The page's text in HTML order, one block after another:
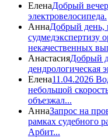
ЕленаДобрый
электровелосипеда.
АннаДобрый день,
судмедэкспертизу
некачественных
АнастасияДобрый
дендрологическая
Елена11.04.2026
небольшой
объезжал...
АннаЗапрос на
рамках судебного
Арбит...